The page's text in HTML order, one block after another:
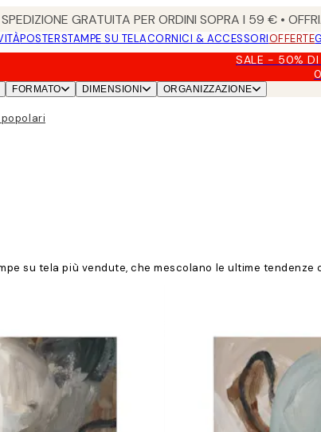
SPEDIZIONE GRATUITA PER ORDINI SOPRA I 59 € •
POSTERSTAMPE SU TELACORNICI & ACCESSORIOFFERTE
SALE - 50% DI
FORMATO DIMENSIONI ORGANIZZAZIONE
popolari
su tela più vendute, che mescolano le ultime